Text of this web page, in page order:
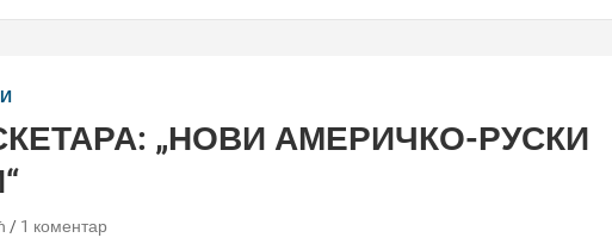
„НОВИ АМЕРИЧКО-РУСКИ
1 коментар